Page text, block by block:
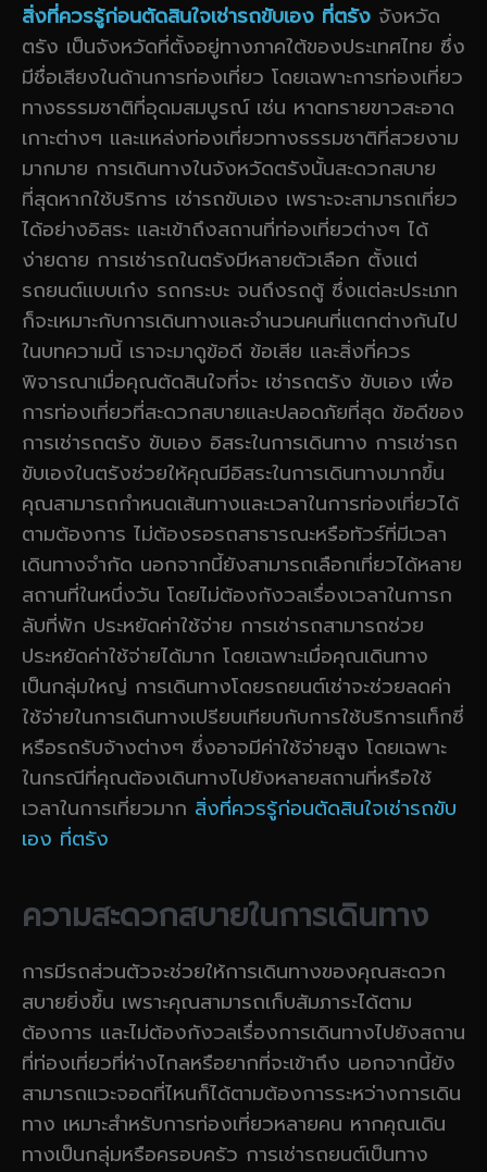
สิ่งที่ควรรู้ก่อนตัดสินใจเช่ารถขับเอง ที่ตรัง จังหวัด
ตรัง เป็นจังหวัดที่ตั้งอยู่ทางภาคใต้ของประเทศไทย ซึ่ง
มีชื่อเสียงในด้านการท่องเที่ยว โดยเฉพาะการท่องเที่ยว
ทางธรรมชาติที่อุดมสมบูรณ์ เช่น หาดทรายขาวสะอาด
เกาะต่างๆ และแหล่งท่องเที่ยวทางธรรมชาติที่สวยงาม
มากมาย การเดินทางในจังหวัดตรังนั้นสะดวกสบาย
ที่สุดหากใช้บริการ เช่ารถขับเอง เพราะจะสามารถเที่ยว
ได้อย่างอิสระ และเข้าถึงสถานที่ท่องเที่ยวต่างๆ ได้
ง่ายดาย การเช่ารถในตรังมีหลายตัวเลือก ตั้งแต่
รถยนต์แบบเก๋ง รถกระบะ จนถึงรถตู้ ซึ่งแต่ละประเภท
ก็จะเหมาะกับการเดินทางและจำนวนคนที่แตกต่างกันไป
ในบทความนี้ เราจะมาดูข้อดี ข้อเสีย และสิ่งที่ควร
พิจารณาเมื่อคุณตัดสินใจที่จะ เช่ารถตรัง ขับเอง เพื่อ
การท่องเที่ยวที่สะดวกสบายและปลอดภัยที่สุด ข้อดีของ
การเช่ารถตรัง ขับเอง อิสระในการเดินทาง การเช่ารถ
ขับเองในตรังช่วยให้คุณมีอิสระในการเดินทางมากขึ้น
คุณสามารถกำหนดเส้นทางและเวลาในการท่องเที่ยวได้
ตามต้องการ ไม่ต้องรอรถสาธารณะหรือทัวร์ที่มีเวลา
เดินทางจำกัด นอกจากนี้ยังสามารถเลือกเที่ยวได้หลาย
สถานที่ในหนึ่งวัน โดยไม่ต้องกังวลเรื่องเวลาในการก
ลับที่พัก ประหยัดค่าใช้จ่าย การเช่ารถสามารถช่วย
ประหยัดค่าใช้จ่ายได้มาก โดยเฉพาะเมื่อคุณเดินทาง
เป็นกลุ่มใหญ่ การเดินทางโดยรถยนต์เช่าจะช่วยลดค่า
ใช้จ่ายในการเดินทางเปรียบเทียบกับการใช้บริการแท็กซี่
หรือรถรับจ้างต่างๆ ซึ่งอาจมีค่าใช้จ่ายสูง โดยเฉพาะ
ในกรณีที่คุณต้องเดินทางไปยังหลายสถานที่หรือใช้
เวลาในการเที่ยวมาก สิ่งที่ควรรู้ก่อนตัดสินใจเช่ารถขับ
เอง ที่ตรัง
ความสะดวกสบายในการเดินทาง
การมีรถส่วนตัวจะช่วยให้การเดินทางของคุณสะดวก
สบายยิ่งขึ้น เพราะคุณสามารถเก็บสัมภาระได้ตาม
ต้องการ และไม่ต้องกังวลเรื่องการเดินทางไปยังสถาน
ที่ท่องเที่ยวที่ห่างไกลหรือยากที่จะเข้าถึง นอกจากนี้ยัง
สามารถแวะจอดที่ไหนก็ได้ตามต้องการระหว่างการเดิน
ทาง เหมาะสำหรับการท่องเที่ยวหลายคน หากคุณเดิน
ทางเป็นกลุ่มหรือครอบครัว การเช่ารถยนต์เป็นทาง